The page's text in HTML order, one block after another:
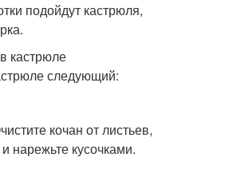
подойдут кастрюля,
кастрюле
следующий:
кочан от листьев,
нарежьте кусочками.